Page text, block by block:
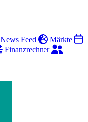
News Feed
Märkte
Finanzrechner